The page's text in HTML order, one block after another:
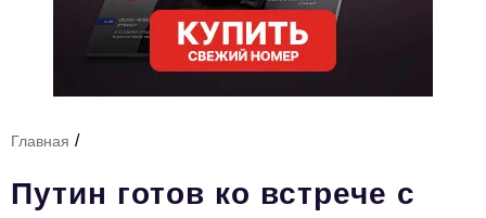
Премия "Тульский Бизнес"
История тульского предпринимательства
Тема номера
Главная /
Путин готов ко встрече с